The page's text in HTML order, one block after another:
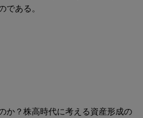
である。
か？株高時代に考える資産形成の